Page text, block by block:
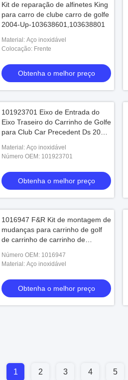
Borda SUPERIOR preta do jogo
Alu da roda do pneumático 22x10-
carrinho de golfe
Obtenha o melhor preço
Kit de reparação de alfinetes King
para carro de clube carro de golfe
2004-Up-103638601,103638801
Material: Aço inoxidável
Colocação: Frente
Obtenha o melhor preço
101923701 Eixo de Entrada do
Eixo Traseiro do Carrinho de Golfe
para Club Car Precedent Ds 2004-
Material: Aço inoxidável
Número OEM: 101923701
Obtenha o melhor preço
1016947 F&R Kit de montagem de
mudanças para carrinho de golf
de carrinho de carrinho de
Número OEM: 1016947
Material: Aço inoxidável
Obtenha o melhor preço
1 2 3 4 5